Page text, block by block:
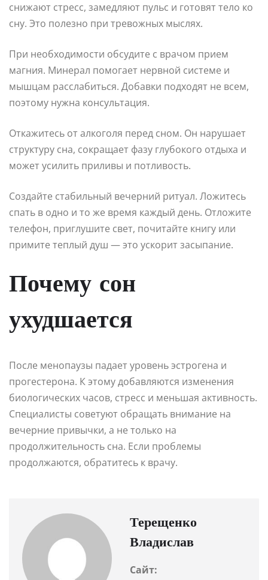
снижают стресс, замедляют пульс и готовят тело ко
сну. Это полезно при тревожных мыслях.
При необходимости обсудите с врачом прием
магния. Минерал помогает нервной системе и
мышцам расслабиться. Добавки подходят не всем,
поэтому нужна консультация.
Откажитесь от алкоголя перед сном. Он нарушает
структуру сна, сокращает фазу глубокого отдыха и
может усилить приливы и потливость.
Создайте стабильный вечерний ритуал. Ложитесь
спать в одно и то же время каждый день. Отложите
телефон, приглушите свет, почитайте книгу или
примите теплый душ — это ускорит засыпание.
Почему сон
ухудшается
После менопаузы падает уровень эстрогена и
прогестерона. К этому добавляются изменения
биологических часов, стресс и меньшая активность.
Специалисты советуют обращать внимание на
вечерние привычки, а не только на
продолжительность сна. Если проблемы
продолжаются, обратитесь к врачу.
Терещенко
Владислав
Сайт: